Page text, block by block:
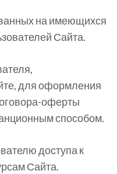
на имеющихся
Сайта.
для оформления
оферты
способом.
доступа к
Сайта.